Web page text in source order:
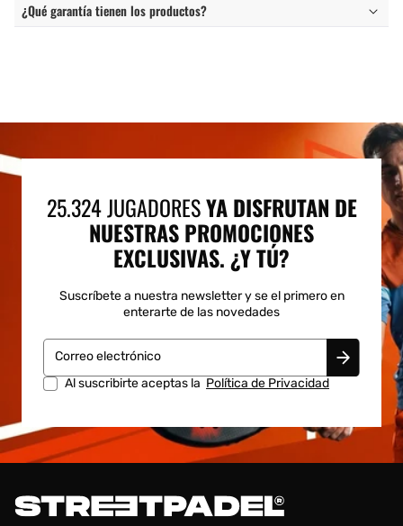
¿Qué garantía tienen los productos?
25.324 JUGADORESYA DISFRUTAN DE
NUESTRAS PROMOCIONES
EXCLUSIVAS. ¿Y TÚ?
Suscríbete a nuestra newsletter y se el primero en
enterarte de las novedades
Correo electrónico
Al suscribirte aceptas la Política de Privacidad